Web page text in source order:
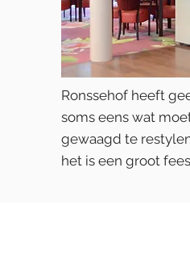
Ronssehof heeft
soms eens wat
gewaagd te
het is een groot